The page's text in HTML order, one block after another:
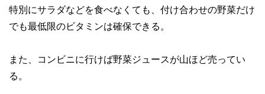
特別にサラダなどを食べなくても、付け合わせの野菜だけ
でも最低限のビタミンは確保できる。
また、コンビニに行けば野菜ジュースが山ほど売ってい
る。